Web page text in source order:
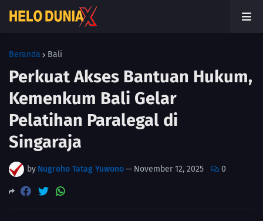
Beranda Bali
Perkuat Akses Bantuan Hukum,
Kemenkum Bali Gelar
Pelatihan Paralegal di
Singaraja
by Nugroho Tatag Yuwono— November 12, 2025 0